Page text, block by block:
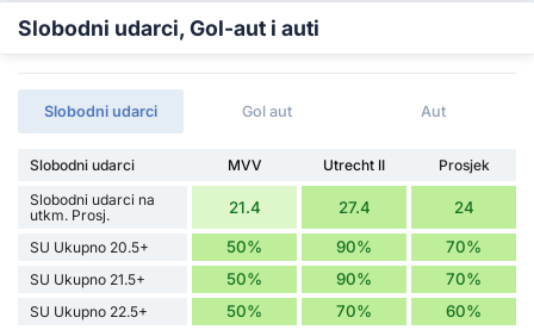
Slobodni udarci, Gol-aut i auti
Slobodni udarci Gol aut Aut
Slobodni udarci MVV Utrecht II
Prosjek
Slobodni udarci na
utkm. Prosj.
21.4 27.4 24
SU Ukupno 20.5+ 50% 90% 70%
SU Ukupno 21.5+ 50% 90% 70%
SU Ukupno 22.5+ 50% 70% 60%